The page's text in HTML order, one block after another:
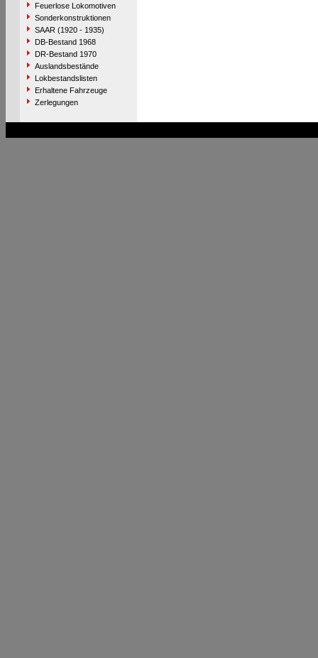
Feuerlose Lokomotiven
Sonderkonstruktionen
SAAR (1920 - 1935)
DB-Bestand 1968
DR-Bestand 1970
Auslandsbestände
Lokbestandslisten
Erhaltene Fahrzeuge
Zerlegungen